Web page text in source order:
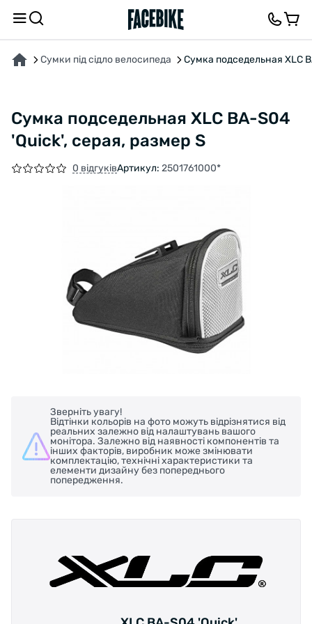
Сумки під сідло велосипеда Сумка подседельная XLC
Сумка подседельная XLC BA-S04
'Quick', серая, размер S
0 відгуківАртикул: 2501761000*
Зверніть увагу!
Відтінки кольорів на фото можуть відрізнятися від
реальних залежно від налаштувань вашого
монітора. Залежно від наявності компонентів та
інших факторів, виробник може змінювати
комплектацію, технічні характеристики та
елементи дизайну без попереднього
попередження.
ПРО ТОВАР ВІДГУКИ ТА ЗАПИТАННЯ